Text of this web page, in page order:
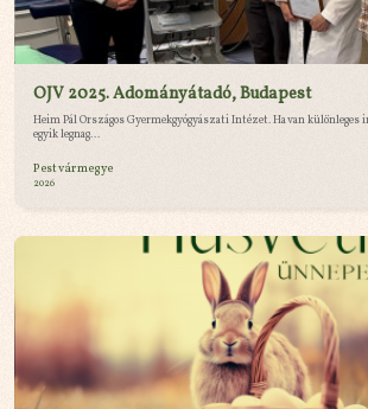
OJV 2025. Adományátadó, Budapest
Heim Pál Országos Gyermekgyógyászati Intézet. Ha van különleges
egyik legnag...
Pest vármegye
2026